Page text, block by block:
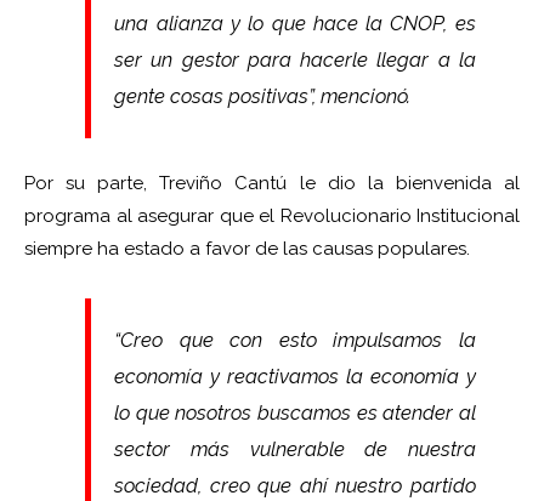
una alianza y lo que hace la CNOP, es
ser un gestor para hacerle llegar a la
gente cosas positivas”, mencionó.
Por su parte, Treviño Cantú le dio la bienvenida al
programa al asegurar que el Revolucionario Institucional
siempre ha estado a favor de las causas populares.
“Creo que con esto impulsamos la
economía y reactivamos la economía y
lo que nosotros buscamos es atender al
sector más vulnerable de nuestra
sociedad, creo que ahí nuestro partido